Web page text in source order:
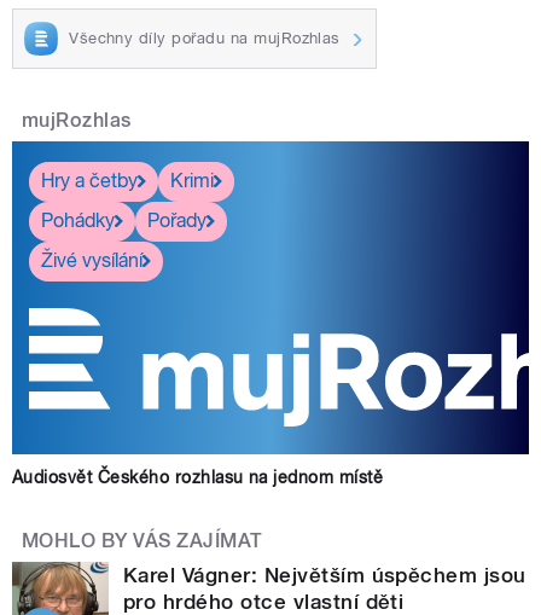
Všechny díly pořadu na mujRozhlas
mujRozhlas
Hry a četby
Krimi
Pohádky
Pořady
Živé vysílání
Audiosvět Českého rozhlasu na jednom místě
MOHLO BY VÁS ZAJÍMAT
Karel Vágner: Největším úspěchem jsou
pro hrdého otce vlastní děti